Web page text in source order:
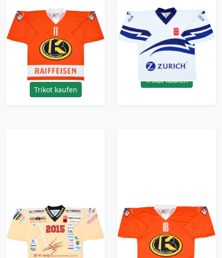
2000-01 EHC
Bosingen-Kriechenwil
#11 Ochsner Hockey
Home Jersey - 9/10 -
(XL)
47.99£ · ca. €57
Trikot kaufen
2000s ZSC Lions
Ochsner Hockey
Template Training
Jersey - 9/10 - (S)
47.99£ · ca. €57
Trikot kaufen
2015 Swiss Eastern
Selects 'Signed'
Ochsner Hockey
Jersey - 8/10 - (L)
2000-01 EHC
Bosingen-Kriechenwil
#18 Ochsner Hockey
Home Jersey - 9/10 -
(XL)